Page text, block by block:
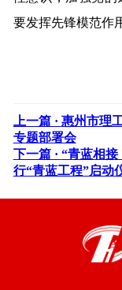
要发挥先锋模范作
上一篇 · 惠州市理
专题部署会
下一篇 · “青蓝相接
行“青蓝工程”启动